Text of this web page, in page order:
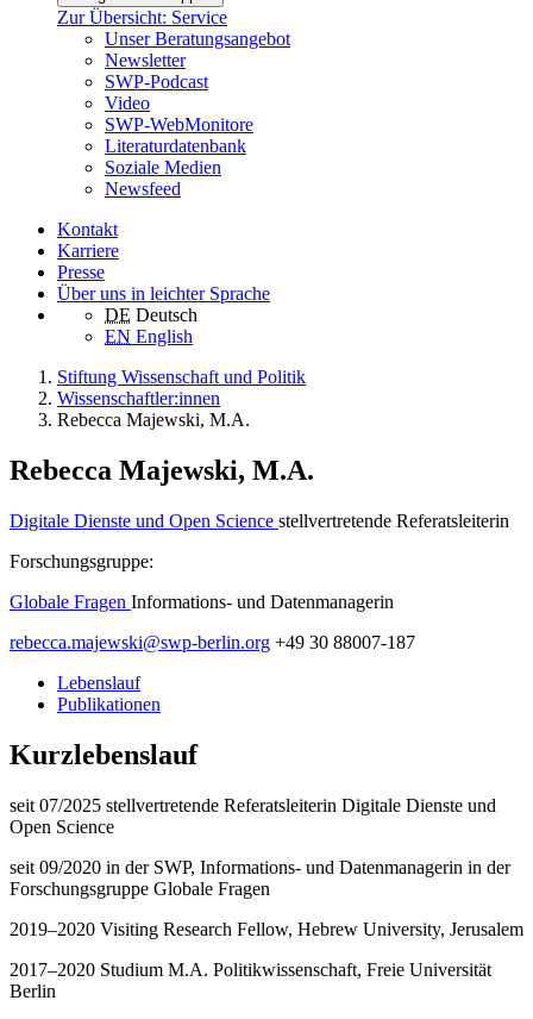
Zur Übersicht: Service
Unser Beratungsangebot
Newsletter
SWP-Podcast
Video
SWP-WebMonitore
Literaturdatenbank
Soziale Medien
Newsfeed
Kontakt
Karriere
Presse
Über uns in leichter Sprache
DE Deutsch
EN English
Stiftung Wissenschaft und Politik
Wissenschaftler:innen
Rebecca Majewski, M.A.
Rebecca Majewski, M.A.
Digitale Dienste und Open Science stellvertretende Referatsleiterin
Forschungsgruppe:
Globale Fragen Informations- und Datenmanagerin
rebecca.majewski@swp-berlin.org +49 30 88007-187
Lebenslauf
Publikationen
Kurzlebenslauf
seit 07/2025 stellvertretende Referatsleiterin Digitale Dienste und
Open Science
seit 09/2020 in der SWP, Informations- und Datenmanagerin in der
Forschungsgruppe Globale Fragen
2019–2020 Visiting Research Fellow, Hebrew University, Jerusalem
2017–2020 Studium M.A. Politikwissenschaft, Freie Universität
Berlin